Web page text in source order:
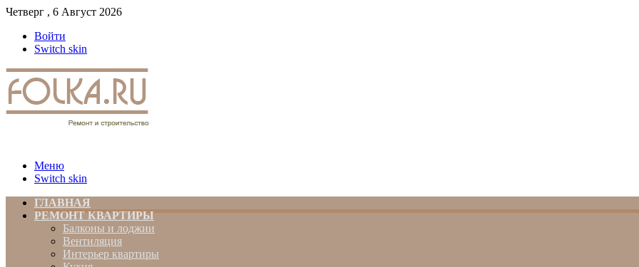
Четверг , 6 Август 2026
Войти
Switch skin
Меню
Switch skin
ГЛАВНАЯ
РЕМОНТ КВАРТИРЫ
Балконы и лоджии
Вентиляция
Интерьер квартиры